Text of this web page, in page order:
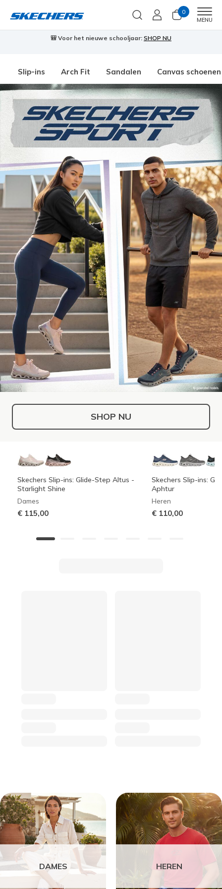
0
MENU
🎒 Voor het nieuwe schooljaar: SHOP NU
Slip-ins Arch Fit Sandalen Canvas schoenen
SHOP NU
Skechers Slip-ins: Glide-Step Altus -
Starlight Shine
Dames
€ 115,00
Skechers Slip-ins:
Aphtur
Heren
€ 110,00
DAMES HEREN